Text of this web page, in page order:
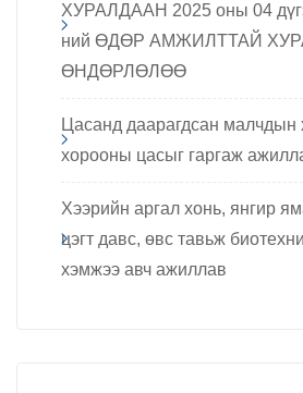
ХУРАЛДААН 2025 оны 04
ний ӨДӨР АМЖИЛТТАЙ
ӨНДӨРЛӨЛӨӨ
Цасанд даарагдсан малчдын
хорооны цасыг гаргаж
Хээрийн аргал хонь, янгир
цэгт давс, өвс тавьж
хэмжээ авч ажиллав